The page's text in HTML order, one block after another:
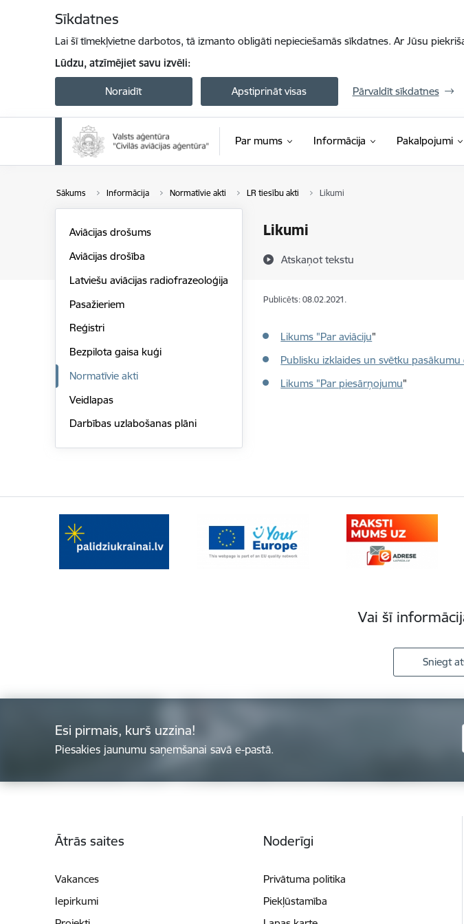
Sīkdatnes
Lai šī tīmekļvietne darbotos, tā izmanto obligāti nepieciešamās sīkdatnes. Ar Jūsu
Lūdzu, atzīmējiet savu izvēli:
Noraidīt Apstiprināt visas Pārvaldīt sīkdatnes
Par mums Informācija Pakalpojumi
Sākums Informācija Normatīvie akti LR tiesību akti Likumi
Likumi
Atskaņot tekstu
Aviācijas drošums
Aviācijas drošība
Latviešu aviācijas radiofrazeoloģija
Pasažieriem
Reģistri
Bezpilota gaisa kuģi
Normatīvie akti
Veidlapas
Darbības uzlabošanas plāni
Publicēts: 08.02.2021.
Likums "Par aviāciju"
Publisku izklaides un svētku
Likums "Par piesārņojumu"
Vai šī
Sniegt
Esi pirmais, kurš uzzina!
Piesakies jaunumu saņemšanai savā e-pastā.
Ātrās saites
Vakances
Iepirkumi
Noderīgi
Privātuma politika
Piekļūstamība